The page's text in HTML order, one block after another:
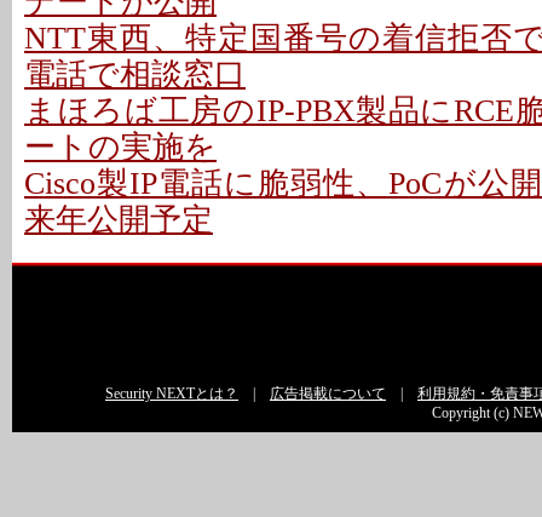
NTT東西、特定国番号の着信拒否
電話で相談窓口
まほろば工房のIP-PBX製品にRCE
ートの実施を
Cisco製IP電話に脆弱性、PoCが公
来年公開予定
Security NEXTとは？ 広告掲載について
利用規約・免責事
Copyright (c)